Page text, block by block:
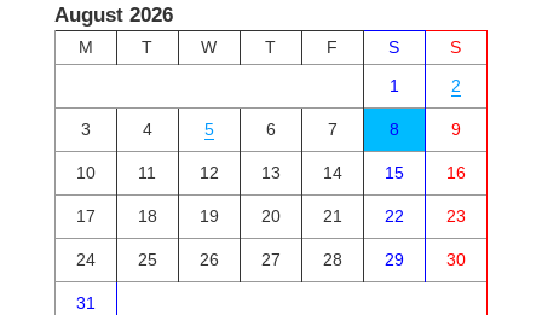
August 2026
M T W T F S
S
1
2
3 4 5 6 7 8 9
10 11 12 13 14 15 16
17 18 19 20 21 22 23
24 25 26 27 28 29 30
31